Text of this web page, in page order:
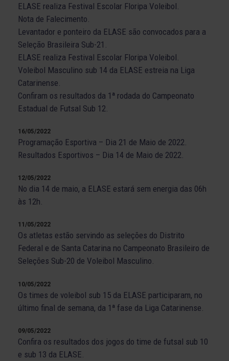
ELASE realiza Festival Escolar Floripa Voleibol.
Nota de Falecimento.
Levantador e ponteiro da ELASE são convocados para a
Seleção Brasileira Sub-21.
ELASE realiza Festival Escolar Floripa Voleibol.
Voleibol Masculino sub 14 da ELASE estreia na Liga
Catarinense.
Confiram os resultados da 1ª rodada do Campeonato
Estadual de Futsal Sub 12.
16/05/2022
Programação Esportiva – Dia 21 de Maio de 2022.
Resultados Esportivos – Dia 14 de Maio de 2022.
12/05/2022
No dia 14 de maio, a ELASE estará sem energia das 06h
às 12h.
11/05/2022
Os atletas estão servindo as seleções do Distrito
Federal e de Santa Catarina no Campeonato Brasileiro de
Seleções Sub-20 de Voleibol Masculino.
10/05/2022
Os times de voleibol sub 15 da ELASE participaram, no
último final de semana, da 1ª fase da Liga Catarinense.
09/05/2022
Confira os resultados dos jogos do time de futsal sub 10
e sub 13 da ELASE.